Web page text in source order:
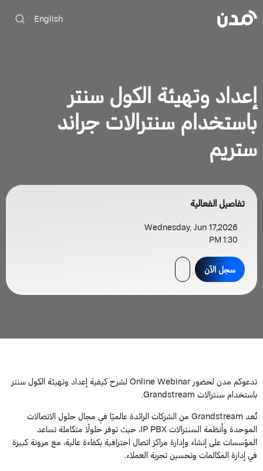
English
إعداد وتهيئة الكول سنتر
باستخدام سنترالات جراند
ستريم
تفاصيل الفعالية
Wednesday, Jun 17,2026
1:30 PM
سجل الآن
تدعوكم مدن لحضور Online Webinar لشرح كيفية إعداد وتهيئة الكول سنتر
باستخدام سنترالات Grandstream.
تُعد Grandstream من الشركات الرائدة عالميًا في مجال حلول الاتصالات
الموحدة وأنظمة السنترالات IP PBX، حيث توفر حلولًا متكاملة تساعد
المؤسسات على إنشاء وإدارة مراكز اتصال احترافية بكفاءة عالية، مع مرونة كبيرة
في إدارة المكالمات وتحسين تجربة العملاء.